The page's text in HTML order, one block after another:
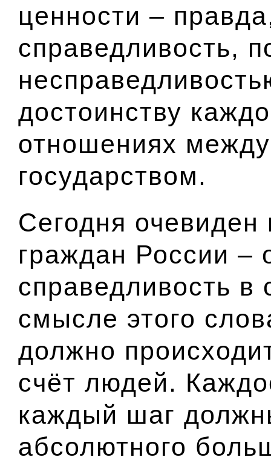
ценности –
справедливость,
достоинству
отношениях
государством.
Сегодня очевиден
граждан России –
справедливость
смысле этого
должно
счёт людей.
каждый шаг
абсолютного